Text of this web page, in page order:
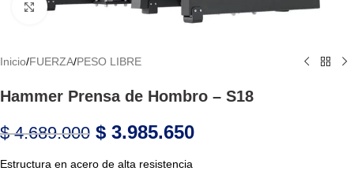
Haga Click para agrandar
Inicio/FUERZA/PESO LIBRE
Hammer Prensa de Hombro – S18
$4.689.000 $ 3.985.650
Estructura en acero de alta resistencia